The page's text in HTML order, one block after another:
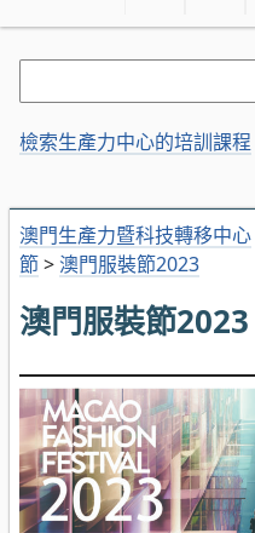
澳門生產力暨科技轉移中心
節> 澳門服裝節2023
澳門服裝節2023
檢索生產力中心的培訓課程